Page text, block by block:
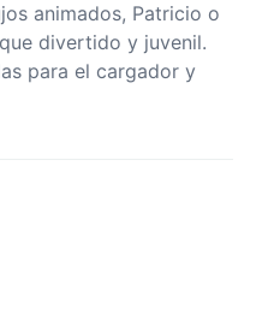
animados, Patricio o
divertido y juvenil.
para el cargador y